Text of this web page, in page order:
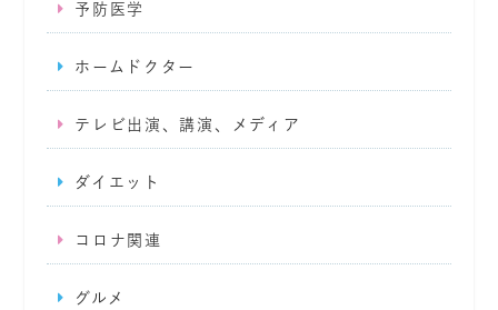
予防医学
ホームドクター
テレビ出演、講演、メディア
ダイエット
コロナ関連
グルメ